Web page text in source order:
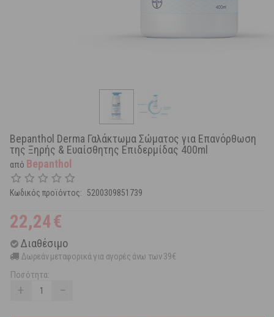
Bepanthol Derma Γαλάκτωμα Σώματος για Επανόρθωση
της Ξηρής & Ευαίσθητης Επιδερμίδας 400ml
από Bepanthol
Κωδικός προϊόντος: 5200309851739
22,24€
Διαθέσιμο
Δωρεάν μεταφορικά για αγορές άνω των 39€
Ποσότητα:
+ −